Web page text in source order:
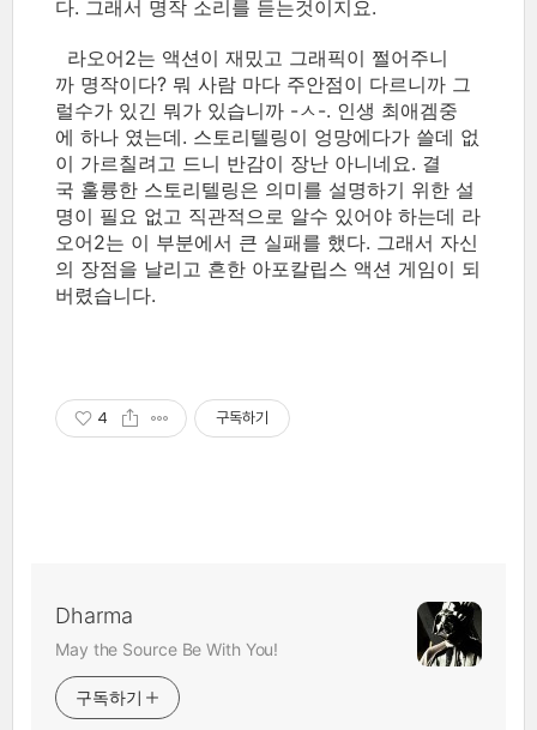
다. 그래서 명작 소리를 듣는것이지요.
라오어2는 액션이 재밌고 그래픽이 쩔어주니
까 명작이다? 뭐 사람 마다 주안점이 다르니까 그
럴수가 있긴 뭐가 있습니까 -ㅅ-. 인생 최애겜중
에 하나 였는데. 스토리텔링이 엉망에다가 쓸데 없
이 가르칠려고 드니 반감이 장난 아니네요. 결
국 훌륭한 스토리텔링은 의미를 설명하기 위한 설
명이 필요 없고 직관적으로 알수 있어야 하는데 라
오어2는 이 부분에서 큰 실패를 했다. 그래서 자신
의 장점을 날리고 흔한 아포칼립스 액션 게임이 되
버렸습니다.
4 구독하기
Dharma
May the Source Be With You!
구독하기